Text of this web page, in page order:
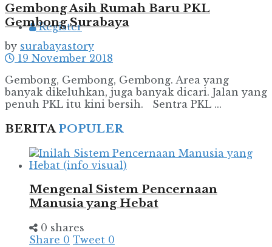
Register
Gembong Asih Rumah Baru PKL
Gembong Surabaya
by surabayastory
19 November 2018
Gembong, Gembong, Gembong. Area yang
banyak dikeluhkan, juga banyak dicari. Jalan yang
penuh PKL itu kini bersih. Sentra PKL ...
BERITAPOPULER
Mengenal Sistem Pencernaan
Manusia yang Hebat
0 shares
Share 0 Tweet 0